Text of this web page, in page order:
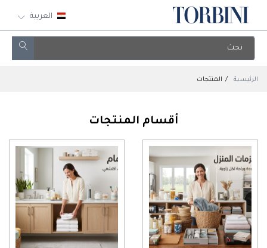
العربية
الرئيسية المنتجات
أقسام المنتجات